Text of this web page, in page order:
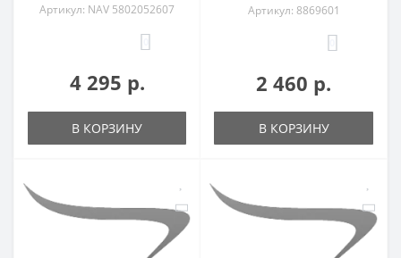
Артикул: NAV 5802052607
4 295 р.
В КОРЗИНУ
Артикул: 8869601
2 460 р.
В КОРЗИНУ